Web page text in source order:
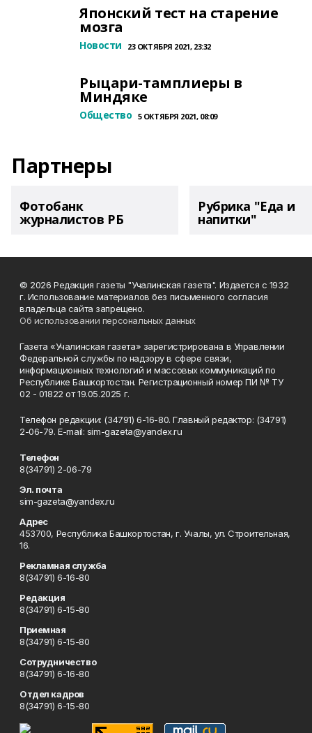
Японский тест на старение
мозга
Новости 23 ОКТЯБРЯ 2021, 23:32
Рыцари-тамплиеры в
Миндяке
Общество 5 ОКТЯБРЯ 2021, 08:09
Партнеры
Фотобанк
журналистов РБ
Рубрика "Еда и
напитки"
© 2026 Редакция газеты "Учалинская газета". Издается с 1932
г. Использование материалов без письменного согласия
владельца сайта запрещено.
Об использовании персональных данных
Газета «Учалинская газета» зарегистрирована в Управлении
Федеральной службы по надзору в сфере связи,
информационных технологий и массовых коммуникаций по
Республике Башкортостан. Регистрационный номер ПИ № ТУ
02 - 01822 от 19.05.2025 г.
Телефон редакции: (34791) 6-16-80. Главный редактор: (34791)
2-06-79. Е-mаil: sim-gazeta@yandex.ru
Телефон
8(34791) 2-06-79
Эл. почта
sim-gazeta@yandex.ru
Адрес
453700, Республика Башкортостан, г. Учалы, ул. Строительная,
16.
Рекламная служба
8(34791) 6-16-80
Редакция
8(34791) 6-15-80
Приемная
8(34791) 6-15-80
Сотрудничество
8(34791) 6-16-80
Отдел кадров
8(34791) 6-15-80